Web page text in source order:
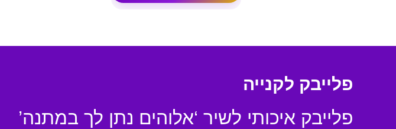
פלייבק לקנייה
פלייבק איכותי לשיר ‘אלוהים נתן לך במתנה’